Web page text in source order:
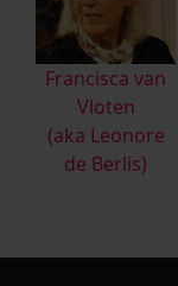
Francisca van
Vloten
(aka Leonore
de Berlis)